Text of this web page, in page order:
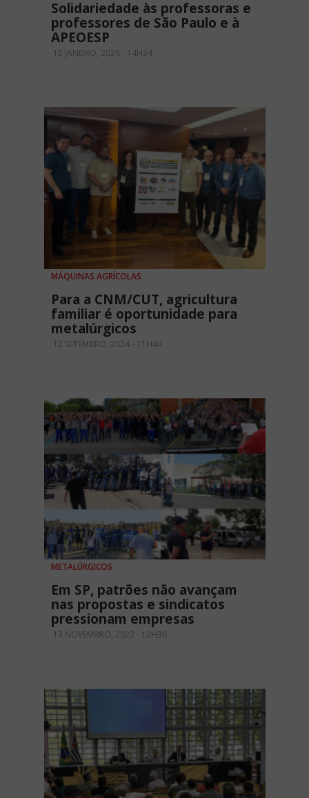
Solidariedade às professoras e
professores de São Paulo e à
APEOESP
15 JANEIRO, 2026 - 14H34
MÁQUINAS AGRÍCOLAS
Para a CNM/CUT, agricultura
familiar é oportunidade para
metalúrgicos
12 SETEMBRO, 2024 - 11H44
METALÚRGICOS
Em SP, patrões não avançam
nas propostas e sindicatos
pressionam empresas
13 NOVEMBRO, 2023 - 12H36